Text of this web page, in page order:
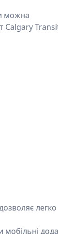
можна
Calgary
легко
мобільні